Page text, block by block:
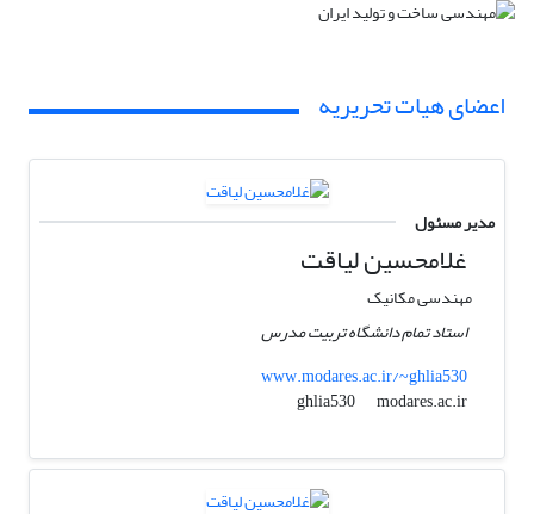
اعضای هیات تحریریه
مدیر مسئول
غلامحسین لیاقت
مهندسی مکانیک
استاد تمام دانشگاه تربیت مدرس
www.modares.ac.ir/~ghlia530
ghlia530
modares.ac.ir